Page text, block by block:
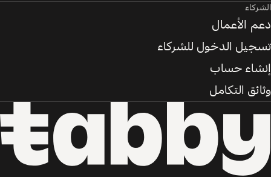
الشركاء
دعم الأعمال
تسجيل الدخول للشركاء
إنشاء حساب
وثائق التكامل